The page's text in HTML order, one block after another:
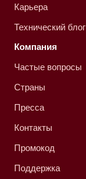
Карьера
Технический блог
Компания
Частые вопросы
Страны
Пресса
Контакты
Промокод
Поддержка